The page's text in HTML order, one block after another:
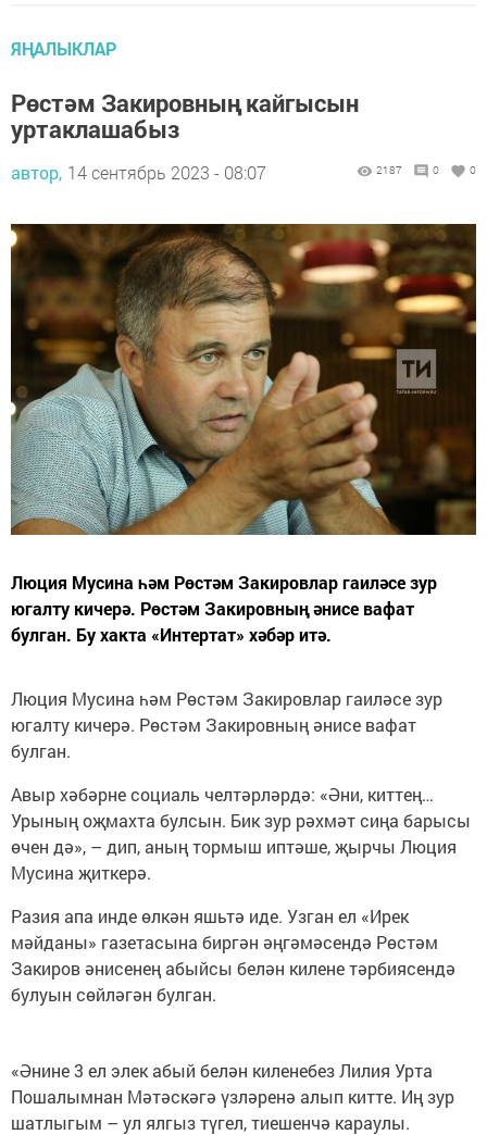
ЯҢАЛЫКЛАР
Рөстәм Закировның кайгысын
уртаклашабыз
автор, 14 сентябрь 2023 - 08:07 2187 0 0
Люция Мусина һәм Рөстәм Закировлар гаиләсе зур
югалту кичерә. Рөстәм Закировның әнисе вафат
булган. Бу хакта «Интертат» хәбәр итә.
Люция Мусина һәм Рөстәм Закировлар гаиләсе зур
югалту кичерә. Рөстәм Закировның әнисе вафат
булган.
Авыр хәбәрне социаль челтәрләрдә: «Әни, киттең…
Урының оҗмахта булсын. Бик зур рәхмәт сиңа барысы
өчен дә», – дип, аның тормыш иптәше, җырчы Люция
Мусина җиткерә.
Разия апа инде өлкән яшьтә иде. Узган ел «Ирек
мәйданы» газетасына биргән әңгәмәсендә Рөстәм
Закиров әнисенең абыйсы белән килене тәрбиясендә
булуын сөйләгән булган.
«Әнине 3 ел элек абый белән киленебез Лилия Урта
Пошалымнан Мәтәскәгә үзләренә алып китте. Иң зур
шатлыгым – ул ялгыз түгел, тиешенчә караулы.